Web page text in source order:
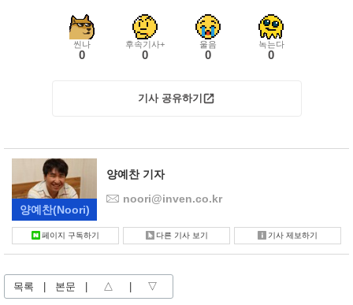
씬나
0
후속기사+
0
울음
0
녹는다
0
기사 공유하기
양예찬(Noori)
양예찬 기자
noori@inven.co.kr
페이지 구독하기 다른 기사 보기 기사 제보하기
목록 | 본문 | △ | ▽